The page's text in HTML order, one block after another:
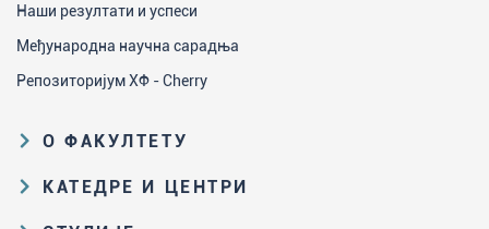
Наши резултати и успеси
Међународна научна сарадња
Репозиторијум ХФ - Cherry
О ФАКУЛТЕТУ
Образовна и научна делатност
КАТЕДРЕ И ЦЕНТРИ
Катедра за аналитичку хемију